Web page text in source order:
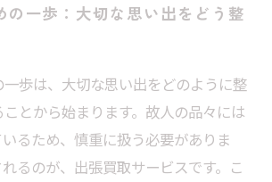
た人の声：遺品整理と出張買取の
ー
つかる新たな価値と信頼できるサ
コツ
向きに終えるために知っておきた
の一歩：大切な思い出をどう整
歩は、大切な思い出をどのように整
とから始まります。故人の品々には
るため、慎重に扱う必要がありま
るのが、出張買取サービスです。こ